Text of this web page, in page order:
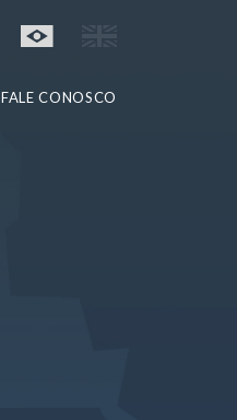
FALE CONOSCO